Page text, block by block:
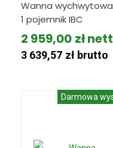
Wanna
1 pojemnik IBC
2 959,00 zł
3 639,57 zł brutto
Darmowa